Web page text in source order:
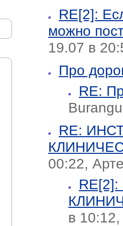
RE[2]:
можно
19.07 в
Про
RE:
RE:
00:22,
в